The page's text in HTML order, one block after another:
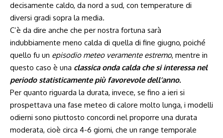
decisamente caldo, da nord a sud, con temperature di
diversi gradi sopra la media.
C’è da dire anche che per nostra fortuna sarà
indubbiamente meno calda di quella di fine giugno, poiché
quello fu un episodio meteo veramente estremo, mentre in
questo caso è una classica onda calda che si interessa nel
periodo statisticamente più favorevole dell’anno.
Per quanto riguarda la durata, invece, se fino a ieri si
prospettava una fase meteo di calore molto lunga, i modelli
odierni sono piuttosto concordi nel proporre una durata
moderata, cioè circa 4-6 giorni, che un range temporale